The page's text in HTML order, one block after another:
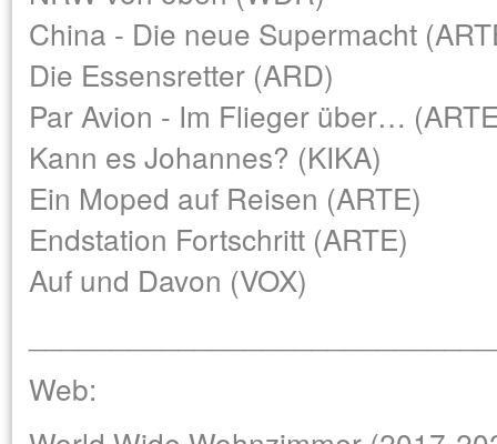
China - Die neue Supermacht
Die Essensretter (ARD)
Par Avion - Im Flieger über…
Kann es Johannes? (KIKA)
Ein Moped auf Reisen (ARTE)
Endstation Fortschritt (ARTE)
Auf und Davon (VOX)
Web: